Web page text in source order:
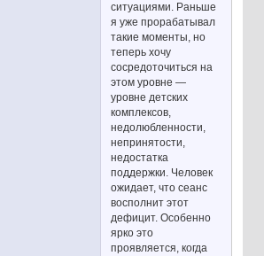
ситуациями. Раньше
я уже прорабатывал
такие моменты, но
теперь хочу
сосредоточиться на
этом уровне —
уровне детских
комплексов,
недолюбленности,
непринятости,
недостатка
поддержки. Человек
ожидает, что сеанс
восполнит этот
дефицит. Особенно
ярко это
проявляется, когда